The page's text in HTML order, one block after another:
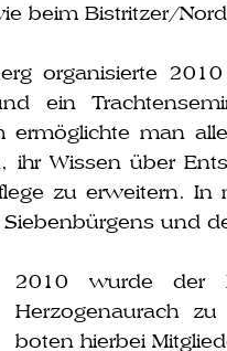
beim Bistritzer/
orga­ni­sier­te
ein
ermög­lich­te man
ihr Wissen über
zu erwei­tern.
und
2010 wur­de der
Herzogenaurach
boten hier­bei